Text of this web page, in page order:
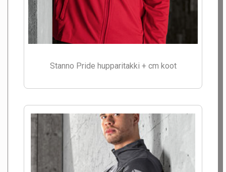
Stanno Pride hupparitakki + cm koot